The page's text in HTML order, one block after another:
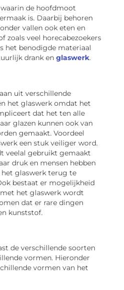
de hoofdmoot
is. Daarbij behoren
vallen ook eten en
zoals veel horecabezoekers
het benodigde materiaal
drank en glaswerk.
uit verschillende
het glaswerk omdat het
dat het ten alle
glazen kunnen ook van
gemaakt. Voordeel
een stuk veiliger word.
veelal gebruikt gemaakt
druk en mensen hebben
glaswerk terug te
bestaat er mogelijkheid
het glaswerk wordt
dat er rare dingen
kunststof.
de verschillende soorten
vormen. Hieronder
vormen van het